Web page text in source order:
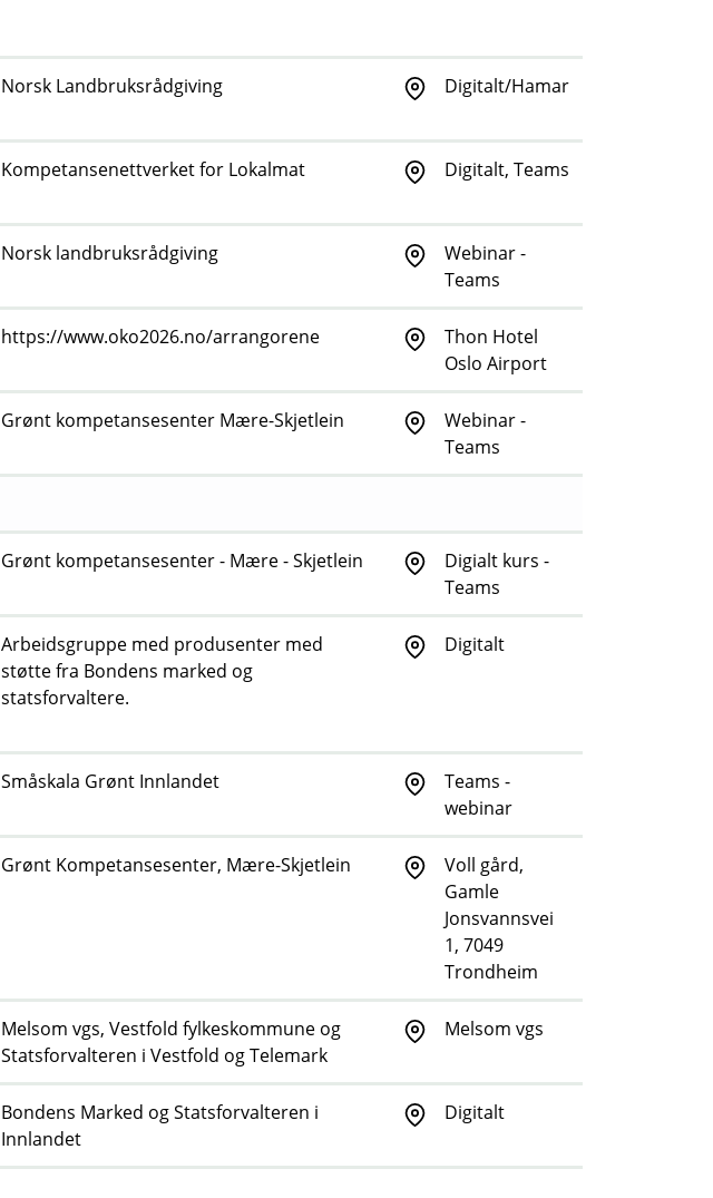
Norsk Landbruksrådgiving Digitalt/Hamar
Kompetansenettverket for Lokalmat Digitalt, Teams
Norsk landbruksrådgiving
Webinar -
Teams
https://www.oko2026.no/arrangorene
Thon Hotel
Oslo Airport
Grønt kompetansesenter Mære-Skjetlein
Webinar -
Teams
Grønt kompetansesenter - Mære - Skjetlein
Digialt kurs -
Teams
Arbeidsgruppe med produsenter med
støtte fra Bondens marked og
statsforvaltere.
Digitalt
Småskala Grønt Innlandet
Teams -
webinar
Grønt Kompetansesenter, Mære-Skjetlein
Voll gård,
Gamle
Jonsvannsvei
1, 7049
Trondheim
Melsom vgs, Vestfold fylkeskommune og
Statsforvalteren i Vestfold og Telemark
Melsom vgs
Bondens Marked og Statsforvalteren i
Innlandet
Digitalt